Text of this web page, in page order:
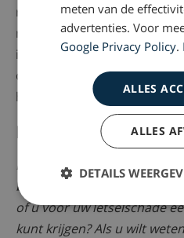
risico’s en ongevallen moet
natuurlijk extra fijn zijn, als
is van een ehbo- of bhv-
over de BOB-campagne is
het
Martini Ziekenhuis.
Meer weten?
Heeft u door een ongeluk bij
brandwonden of ander
of u voor uw letselschade
kunt krijgen? Als u wilt
meten van de
advertenties. Voor
Google Privacy Policy.
ALLES
ALLES
DETAILS